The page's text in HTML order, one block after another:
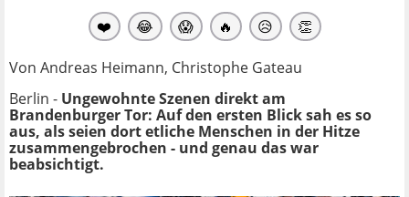
❤️ 😂 😱 🔥 😥 👏
Von Andreas Heimann, Christophe Gateau
Berlin - Ungewohnte Szenen direkt am
Brandenburger Tor: Auf den ersten Blick sah es so
aus, als seien dort etliche Menschen in der Hitze
zusammengebrochen - und genau das war
beabsichtigt.